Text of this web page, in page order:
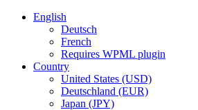
English
Deutsch
French
Requires WPML plugin
Country
United States (USD)
Deutschland (EUR)
Japan (JPY)